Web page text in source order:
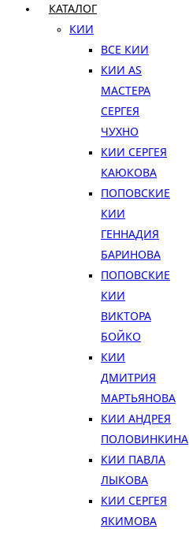
КАТАЛОГ
КИИ
ВСЕ КИИ
КИИ AS
МАСТЕРА
СЕРГЕЯ
ЧУХНО
КИИ СЕРГЕЯ
КАЮКОВА
ПОПОВСКИЕ
КИИ
ГЕННАДИЯ
БАРИНОВА
ПОПОВСКИЕ
КИИ
ВИКТОРА
БОЙКО
КИИ
ДМИТРИЯ
МАРТЬЯНОВА
КИИ АНДРЕЯ
ПОЛОВИНКИНА
КИИ ПАВЛА
ЛЫКОВА
КИИ СЕРГЕЯ
ЯКИМОВА